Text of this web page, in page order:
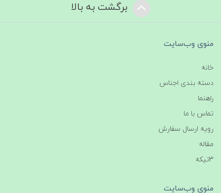
برگشت به بالا
منوی وب‌سایت
خانه
دسته بندی اجناس
راهنما
تماس با ما
رویه ارسال سفارش
مقاله
3تیکه
منوی وب‌سایت